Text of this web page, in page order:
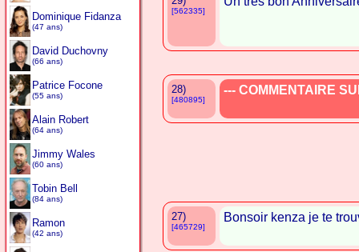
Dominique Fidanza
(47 ans)
David Duchovny
(66 ans)
Patrice Focone
(55 ans)
Alain Robert
(64 ans)
Jimmy Wales
(60 ans)
Tobin Bell
(84 ans)
Ramon
(42 ans)
[562335]
28)
[480895]
--- COMMENTAIRE
27)
[465729]
Bonsoir kenza je te